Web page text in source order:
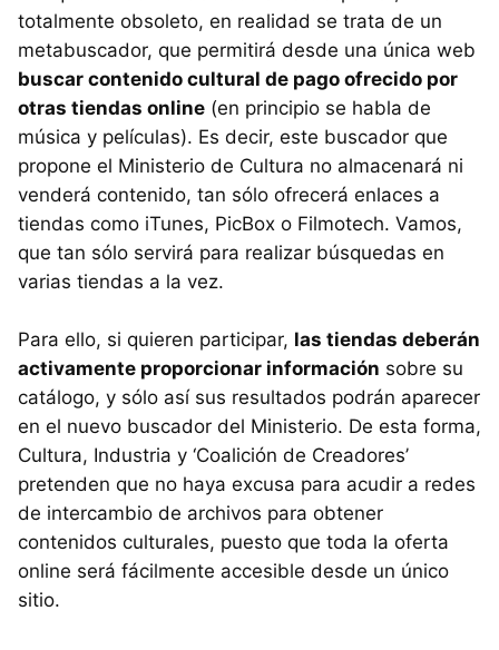
totalmente obsoleto, en realidad se trata de un
metabuscador, que permitirá desde una única web
buscar contenido cultural de pago ofrecido por
otras tiendas online (en principio se habla de
música y películas). Es decir, este buscador que
propone el Ministerio de Cultura no almacenará ni
venderá contenido, tan sólo ofrecerá enlaces a
tiendas como iTunes, PicBox o Filmotech. Vamos,
que tan sólo servirá para realizar búsquedas en
varias tiendas a la vez.
Para ello, si quieren participar, las tiendas deberán
activamente proporcionar información sobre su
catálogo, y sólo así sus resultados podrán aparecer
en el nuevo buscador del Ministerio. De esta forma,
Cultura, Industria y ‘Coalición de Creadores’
pretenden que no haya excusa para acudir a redes
de intercambio de archivos para obtener
contenidos culturales, puesto que toda la oferta
online será fácilmente accesible desde un único
sitio.